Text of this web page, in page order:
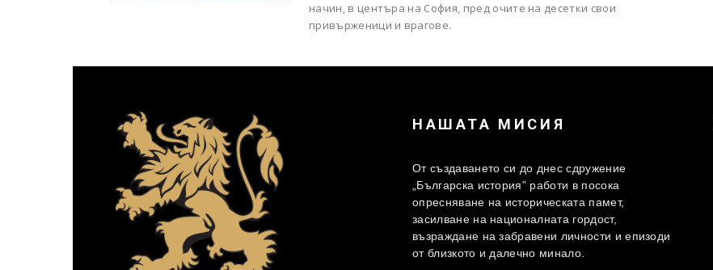
начин, в центъра на София, пред очите на десетки свои
привърженици и врагове.
НАШАТА МИСИЯ
От създаването си до днес сдружение
„Българска история” работи в посока
опресняване на историческата памет,
засилване на националната гордост,
възраждане на забравени личности и епизоди
от близкото и далечно минало.